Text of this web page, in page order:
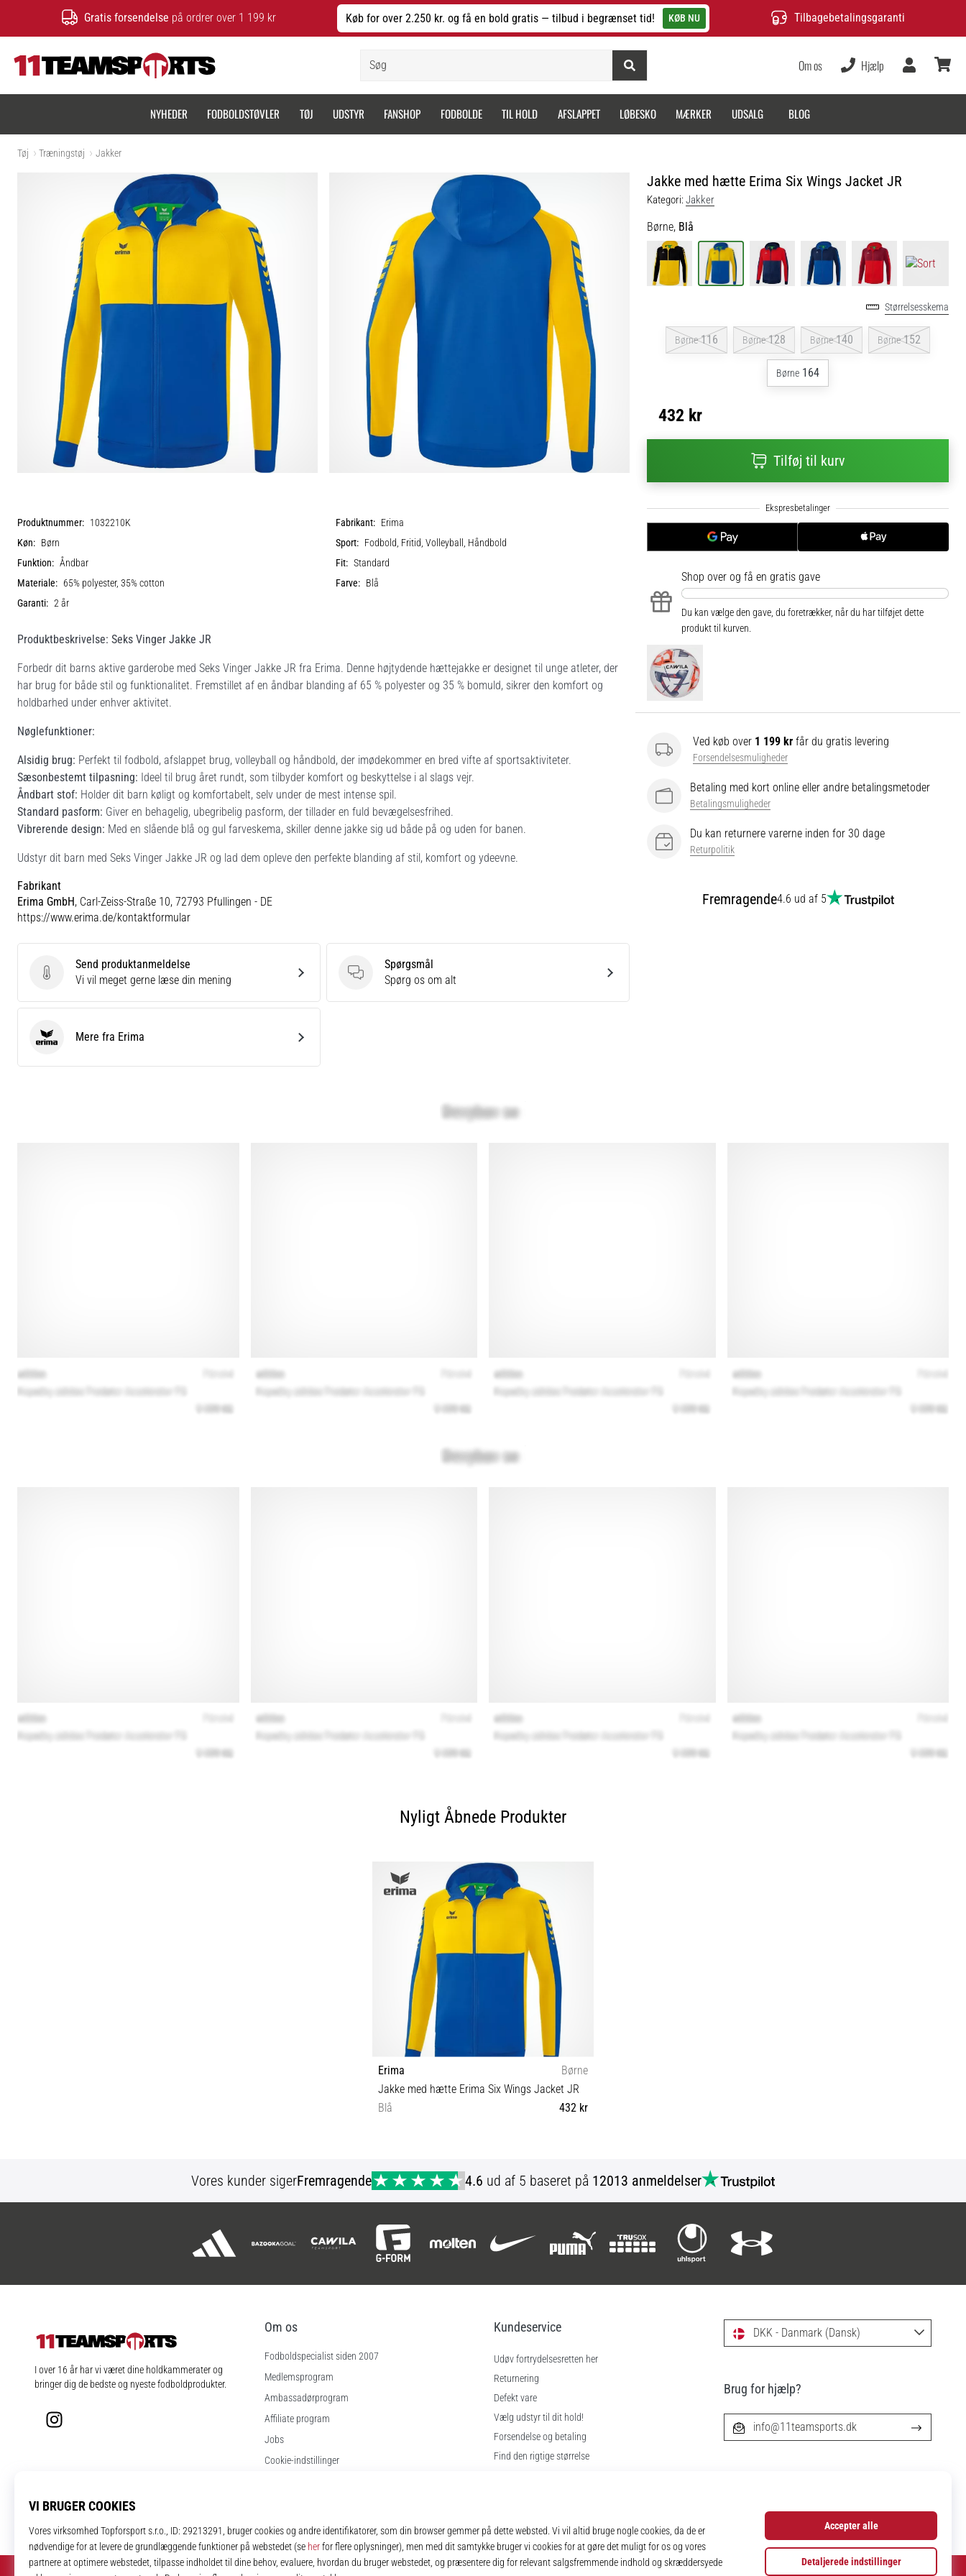
Gratis forsendelse på ordrer over 1 199 kr Køb for over 2.250 kr. og få en bold gratis — tilbud i begrænset tid! KØB NU Tilbagebetalingsgaranti
Om os Hjælp
Bruger
NYHEDER FODBOLDSTØVLER TØJ UDSTYR FANSHOP FODBOLDE TIL HOLD AFSLAPPET LØBESKO MÆRKER UDSALG BLOG
Tøj Træningstøj Jakker
Jakke med hætte Erima Six Wings Jacket JR
Kategori:Jakker
Børne, Blå
Størrelsesskema
Børne 116 Børne 128 Børne 140 Børne 152
Børne 164
432 kr
Tilføj til kurv
Shop over og få en gratis gave
Du kan vælge den gave, du foretrækker, når du har tilføjet dette
produkt til kurven.
Ved køb over 1 199 kr får du gratis levering
Forsendelsesmuligheder
Betaling med kort online eller andre betalingsmetoder
Betalingsmuligheder
Du kan returnere varerne inden for 30 dage
Returpolitik
Fremragende4.6 ud af 5
Produktnummer: 1032210K Fabrikant: Erima
Køn: Børn Sport: Fodbold, Fritid, Volleyball, Håndbold
Funktion: Åndbar Fit: Standard
Materiale: 65% polyester, 35% cotton Farve: Blå
Garanti: 2 år
Produktbeskrivelse: Seks Vinger Jakke JR
Forbedr dit barns aktive garderobe med Seks Vinger Jakke JR fra Erima. Denne højtydende hættejakke er designet til unge atleter, der
har brug for både stil og funktionalitet. Fremstillet af en åndbar blanding af 65 % polyester og 35 % bomuld, sikrer den komfort og
holdbarhed under enhver aktivitet.
Nøglefunktioner:
Alsidig brug: Perfekt til fodbold, afslappet brug, volleyball og håndbold, der imødekommer en bred vifte af sportsaktiviteter.
Sæsonbestemt tilpasning: Ideel til brug året rundt, som tilbyder komfort og beskyttelse i al slags vejr.
Åndbart stof: Holder dit barn køligt og komfortabelt, selv under de mest intense spil.
Standard pasform: Giver en behagelig, ubegribelig pasform, der tillader en fuld bevægelsesfrihed.
Vibrerende design: Med en slående blå og gul farveskema, skiller denne jakke sig ud både på og uden for banen.
Udstyr dit barn med Seks Vinger Jakke JR og lad dem opleve den perfekte blanding af stil, komfort og ydeevne.
Fabrikant
Erima GmbH, Carl-Zeiss-Straße 10, 72793 Pfullingen - DE
https://www.erima.de/kontaktformular
Send produktanmeldelse
Send produktanmeldelse
Vi vil meget gerne læse din mening
Spørgsmål
Spørgsmål
Spørg os om alt
Erima Mere fra Erima
Nyligt Åbnede Produkter
Erima
Børne
Jakke med hætte Erima Six Wings Jacket JR
Blå
432 kr
Vores kunder sigerFremragende 4.6 ud af 5 baseret på 12013 anmeldelser
11teamsports.dk
I over 16 år har vi været dine holdkammerater og
bringer dig de bedste og nyeste fodboldprodukter.
Instagram
Om os
Fodboldspecialist siden 2007
Medlemsprogram
Ambassadørprogram
Affiliate program
Jobs
Cookie-indstillinger
Kundeservice
Udøv fortrydelsesretten her
Returnering
Defekt vare
Vælg udstyr til dit hold!
Forsendelse og betaling
Find den rigtige størrelse
DKK - Danmark (Dansk)
Brug for hjælp?
info@11teamsports.dk